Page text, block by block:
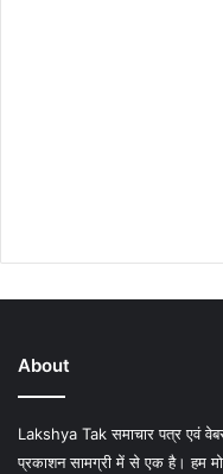
About
Lakshya Tak समाचार पत्र एवं
प्रकाशन सामग्री में से एक है। हम